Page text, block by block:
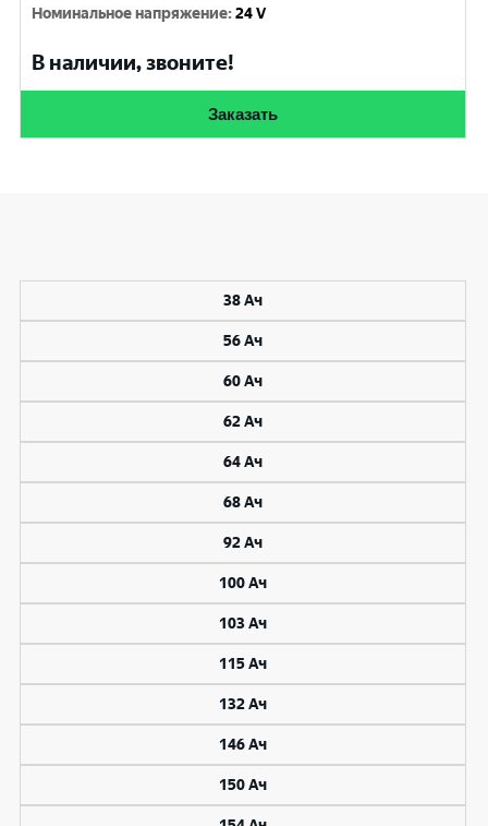
Номинальное напряжение:24 V
В наличии, звоните!
Заказать
38 Ач
56 Ач
60 Ач
62 Ач
64 Ач
68 Ач
92 Ач
100 Ач
103 Ач
115 Ач
132 Ач
146 Ач
150 Ач